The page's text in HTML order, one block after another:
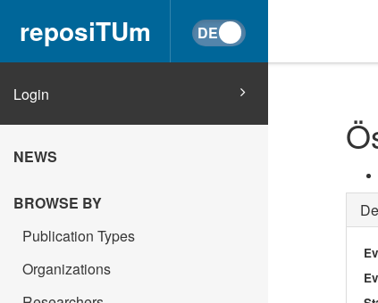
reposiTUm
Login
NEWS
BROWSE BY
Publication Types
Organizations